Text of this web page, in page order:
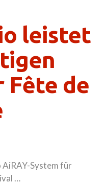
leistet
Fête de
System für
…